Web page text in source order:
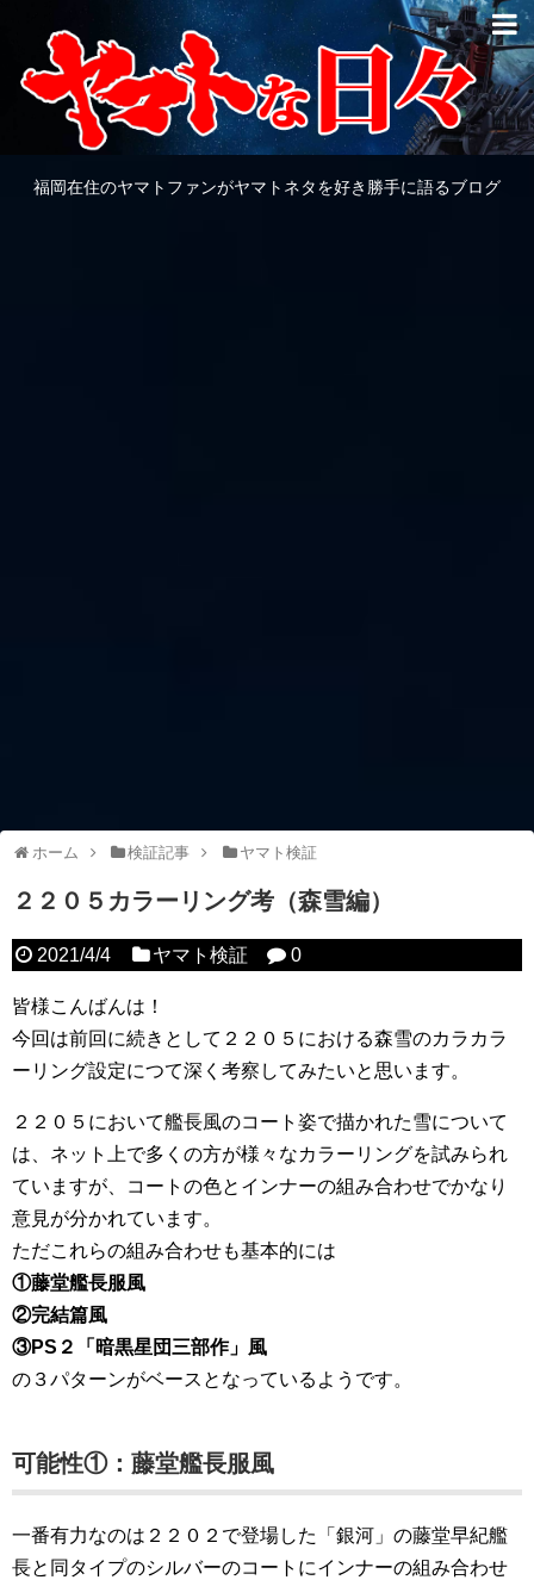
福岡在住のヤマトファンがヤマトネタを好き勝手に語るブログ
ホーム 検証記事 ヤマト検証
２２０５カラーリング考（森雪編）
2021/4/4 ヤマト検証 0
皆様こんばんは！
今回は前回に続きとして２２０５における森雪のカラカラ
ーリング設定につて深く考察してみたいと思います。
２２０５において艦長風のコート姿で描かれた雪について
は、ネット上で多くの方が様々なカラーリングを試みられ
ていますが、コートの色とインナーの組み合わせでかなり
意見が分かれています。
ただこれらの組み合わせも基本的には
①藤堂艦長服風
②完結篇風
③PS２「暗黒星団三部作」風
の３パターンがベースとなっているようです。
可能性①：藤堂艦長服風
一番有力なのは２２０２で登場した「銀河」の藤堂早紀艦
長と同タイプのシルバーのコートにインナーの組み合わせ